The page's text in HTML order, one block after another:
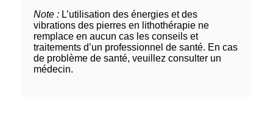
Note : L’utilisation des énergies et des
vibrations des pierres en lithothérapie ne
remplace en aucun cas les conseils et
traitements d’un professionnel de santé. En cas
de problème de santé, veuillez consulter un
médecin.